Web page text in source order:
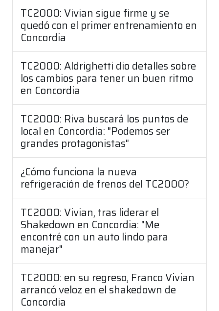
TC2000: Vivian sigue firme y se
quedó con el primer entrenamiento en
Concordia
TC2000: Aldrighetti dio detalles sobre
los cambios para tener un buen ritmo
en Concordia
TC2000: Riva buscará los puntos de
local en Concordia: "Podemos ser
grandes protagonistas"
¿Cómo funciona la nueva
refrigeración de frenos del TC2000?
TC2000: Vivian, tras liderar el
Shakedown en Concordia: "Me
encontré con un auto lindo para
manejar"
TC2000: en su regreso, Franco Vivian
arrancó veloz en el shakedown de
Concordia